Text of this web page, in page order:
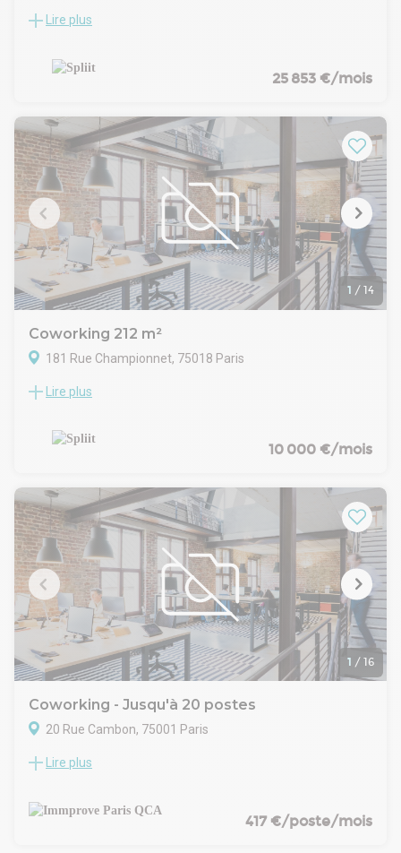
Location Bureaux Paris 75010
ces locaux atypiques sous verrière à caractère industriel. En
très bon état, avec un aménagement mixte
Lire plus
25 853 €/mois
1 / 14
Coworking 212 m²
181 Rue Championnet, 75018 Paris
Location Bureaux Paris 75018
bureaux rénovés offrant une flexibilité simple.
Ces locaux entièrement rénovés se distinguent par leur
Actuellement aménagés en bureaux professionnels, ils
peuvent accueillir confortablement 28 postes de travail dans
un environnement moderne et fonctionnel.
L'atout majeur de ce bien réside dans ses espaces extérieurs
uniques : une terrasse privative et un patio créent une
atmosphère de travail privilégiée, rare en plein Paris, offrant
à vos équipes des espaces de détente et de convivialité
appréciables.
Lire plus
10 000 €/mois
1 / 16
Coworking - Jusqu'à 20 postes
20 Rue Cambon, 75001 Paris
Dans la prestigieuse rue Cambon, au sein d'un immeuble
privatif d'environ 115 m² accueillant 20 postes de travail
agréables. Equipés, 2h offertes par jour d'une salle de
Lire plus
417 €/poste/mois